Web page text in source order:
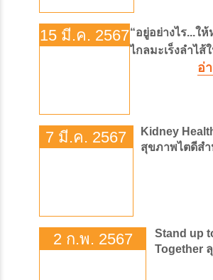
15 มี.ค. 2567“อยู่อย่างไร...ให้
ไกลมะเร็งลำไส้
อ่
7 มี.ค. 2567
Kidney
สุขภาพไตดีส
2 ก.พ. 2567
Stand up
Together